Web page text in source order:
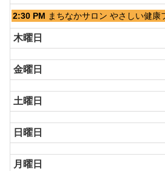
水
曜
日,
8
月
12th
2026
2:30 PM まちなかサロン やさしい健康
木曜日
金曜日
土曜日
日曜日
月曜日